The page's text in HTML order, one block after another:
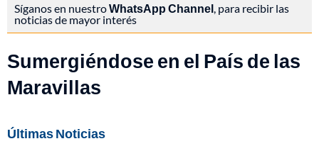
Síganos en nuestroWhatsApp Channel, para recibir las
noticias de mayor interés
Sumergiéndose en el País de las
Maravillas
Últimas Noticias